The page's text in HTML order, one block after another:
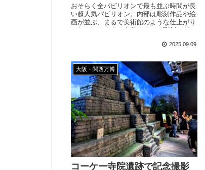
おそらく全パビリオンで最も並ぶ時間が長
い超人気パビリオン。内部は彫刻作品や絵
画が並ぶ、まるで美術館のような仕上がり
となっています。古代ローマの彫刻やダ・
なか見られない貴重な展示品がたっぷりと
2025.09.09
大阪・関西万博
コーケー寺院遺跡で記念撮影